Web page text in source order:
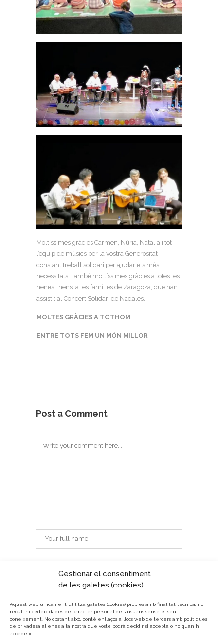
Gestionar el consentiment
de les galetes (cookies)
Aquest web únicament utilitza galetes (cookies) pròpies amb finalitat tècnica, no
recull ni cedeix dades de caràcter personal dels usuaris sense el seu
coneixement.
No obstant això, conté enllaços a llocs web de tercers amb polítiques
de privadesa alienes a la nostra que vostè podrà decidir si accepta o no quan hi
accedeixi.
Moltíssimes gràcies Carmen, Núria, Natalia i tot
l’equip de músics per la vostra Generositat i
constant treball solidari per ajudar els més
necessitats. També moltíssimes gràcies a totes les
nenes i nens, a les famílies de Zaragoza, que han
assistit al Concert Solidari de Nadales.
MOLTES GRÀCIES A TOTHOM
ENTRE TOTS FEM UN MÓN MILLOR
Post a Comment